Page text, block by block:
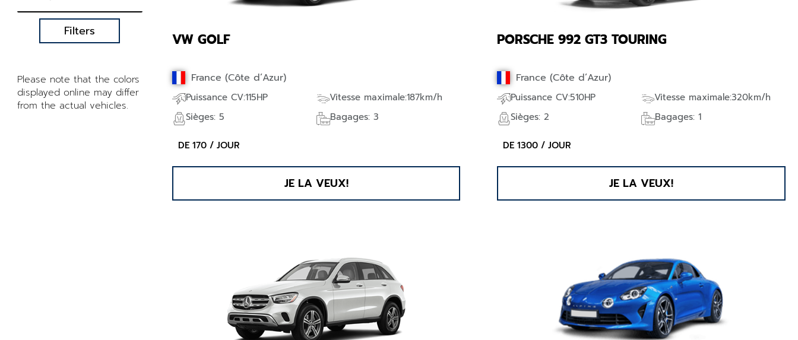
Filters
Please note that the colors
displayed online may differ
from the actual vehicles.
VW GOLF
France (Côte d’Azur)
Puissance CV:115HP
Vitesse maximale:187km/h
Sièges: 5
Bagages: 3
DE 170 / JOUR
JE LA VEUX!
PORSCHE 992 GT3 TOURING
France (Côte d’Azur)
Puissance CV:510HP
Vitesse maximale:320km/h
Sièges: 2
Bagages: 1
DE 1300 / JOUR
JE LA VEUX!